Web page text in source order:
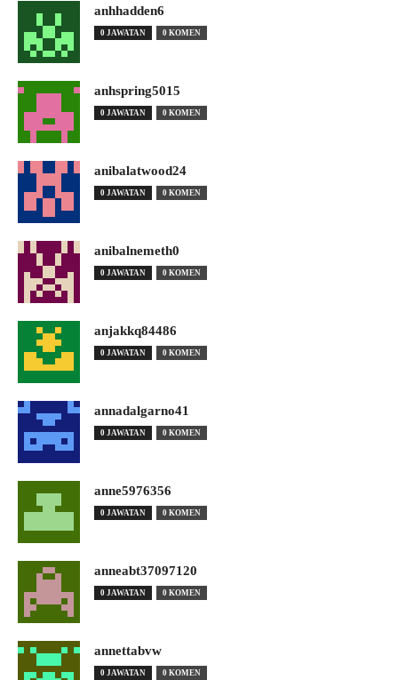
anhhadden6
0 JAWATAN 0 KOMEN
anhspring5015
0 JAWATAN 0 KOMEN
anibalatwood24
0 JAWATAN 0 KOMEN
anibalnemeth0
0 JAWATAN 0 KOMEN
anjakkq84486
0 JAWATAN 0 KOMEN
annadalgarno41
0 JAWATAN 0 KOMEN
anne5976356
0 JAWATAN 0 KOMEN
anneabt37097120
0 JAWATAN 0 KOMEN
annettabvw
0 JAWATAN 0 KOMEN